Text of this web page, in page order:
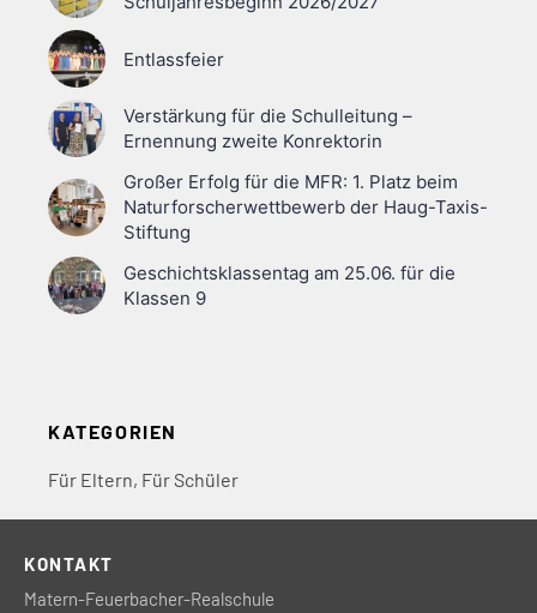
Entlassfeier
Verstärkung für die Schulleitung –
Ernennung zweite Konrektorin
Großer Erfolg für die MFR: 1. Platz beim
Naturforscherwettbewerb der Haug-Taxis-
Stiftung
Geschichtsklassentag am 25.06. für die
Klassen 9
KATEGORIEN
Für Eltern, Für Schüler
KONTAKT
Matern-Feuerbacher-Realschule